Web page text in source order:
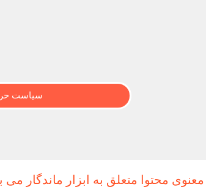
سیاست
محتوا متعلق به ابزار ماندگار می